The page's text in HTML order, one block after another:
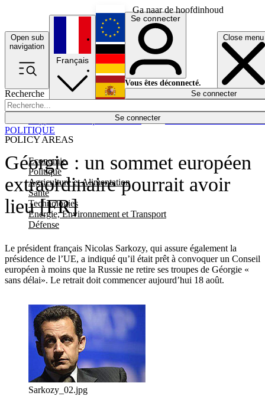
Ga naar de hoofdinhoud
Open sub
navigation
Close menu
Recherche
Se connecter
POLICY AREAS
Economie
Politique
Agriculture et Alimentation
Santé
Technologies
Energie, Environnement et Transport
Défense
Économie
Français
English
Deutsch
Español
Se connecter
Vous êtes déconnecté.
Se connecter
Géorgie : un sommet européen
extraordinaire pourrait avoir
lieu [FR]
Le président français Nicolas Sarkozy, qui assure également la
présidence de l’UE, a indiqué qu’il était prêt à convoquer un Conseil
européen à moins que la Russie ne retire ses troupes de Géorgie «
sans délai». Le retrait doit commencer aujourd’hui 18 août.
POLITIQUE
Sarkozy_02.jpg